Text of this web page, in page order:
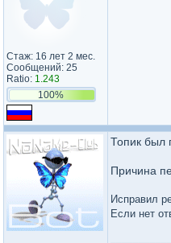
Стаж: 16 лет 2 мес.
Сообщений: 25
Ratio: 1.243
100%
Топик был
Причина
Исправил
Если нет